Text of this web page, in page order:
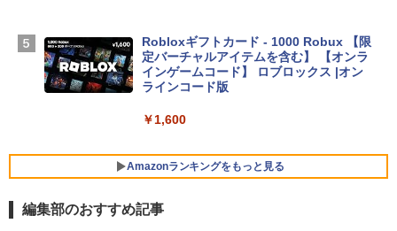
【Amazon.co.jp限定】 HP ノートパソコ
ン 15-fd 15.6インチ 16GBメモリ 512GB
SSD インテル Core 5
￥129,800
ersonal/Copilotキー搭載/Win 11/15.6型/
Core i5/16GB/SSD 512GB/ホワイト) FM
Robloxギフトカード - 1000 Robux 【限
定バーチャルアイテムを含む】 【オンラ
インゲームコード】 ロブロックス |オン
ラインコード版
￥1,600
Amazonランキングをもっと見る
編集部のおすすめ記事